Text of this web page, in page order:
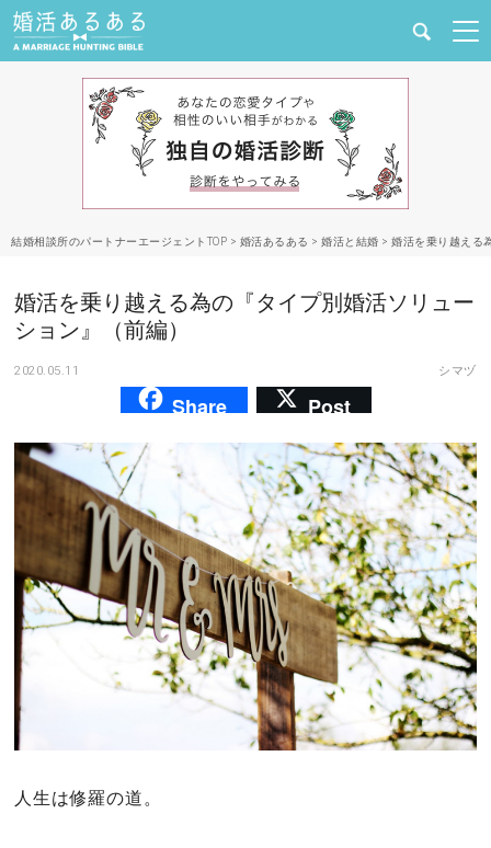
婚活と結婚
合コン・街コン
マッチングアプリ
あるある
その他
ドキドキ
仕事とキャリア
結婚相談所のパートナーエージェントTOP > 婚活あるある > 婚活と結婚 > 婚活を乗り越える
婚活を乗り越える為の『タイプ別婚活ソリュー
ション』（前編）
2020.05.11 シマヅ
Share Post
人生は修羅の道。